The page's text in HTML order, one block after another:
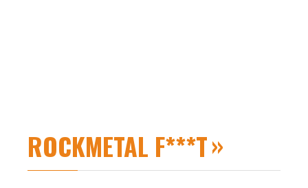
ROCKMETAL F***T